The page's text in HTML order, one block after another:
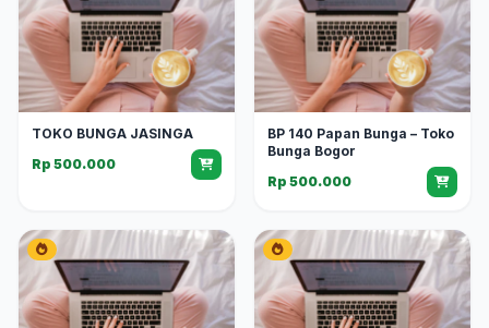
TOKO BUNGA JASINGA
Rp 500.000
BP 140 Papan Bunga – Toko
Bunga Bogor
Rp 500.000